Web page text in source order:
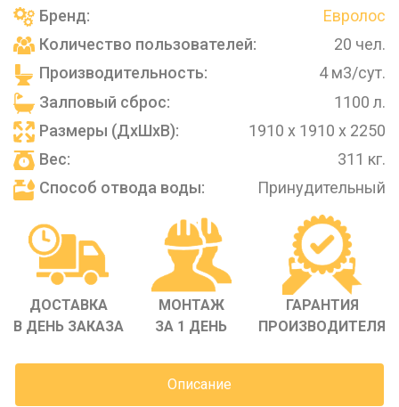
Бренд:
Евролос
Количество пользователей:
20 чел.
Производительность:
4 м3/сут.
Залповый сброс:
1100 л.
Размеры (ДхШхВ):
1910 х 1910 х 2250
Вес:
311 кг.
Способ отвода воды:
Принудительный
ДОСТАВКА
В ДЕНЬ ЗАКАЗА
МОНТАЖ
ЗА 1 ДЕНЬ
ГАРАНТИЯ
ПРОИЗВОДИТЕЛЯ
Описание